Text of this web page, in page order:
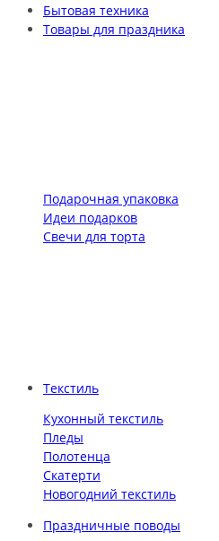
Бытовая техника
Товары для праздника
Подарочная упаковка
Идеи подарков
Свечи для торта
Текстиль
Кухонный текстиль
Пледы
Полотенца
Скатерти
Новогодний текстиль
Праздничные поводы